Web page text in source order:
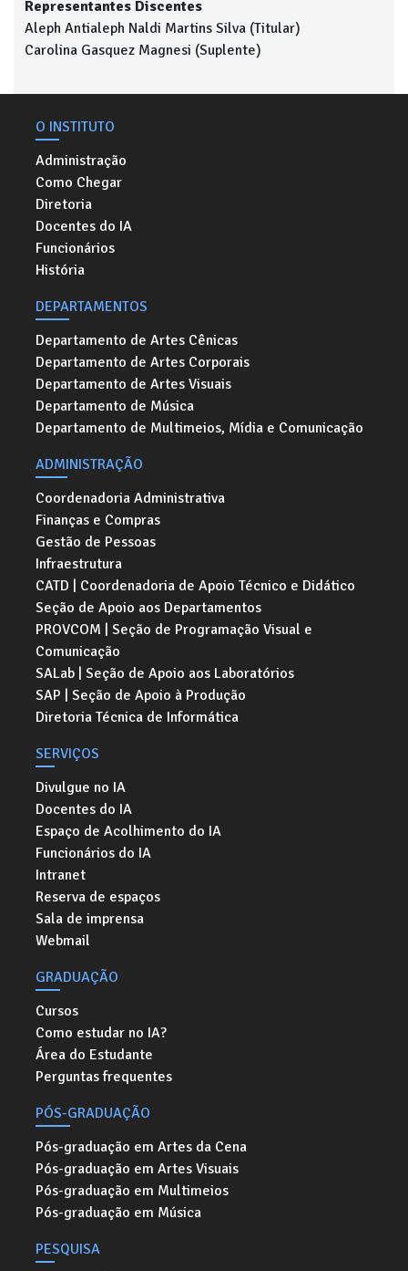
Representantes Discentes
Aleph Antialeph Naldi Martins Silva (Titular)
Carolina Gasquez Magnesi (Suplente)
O INSTITUTO
Administração
Como Chegar
Diretoria
Docentes do IA
Funcionários
História
DEPARTAMENTOS
Departamento de Artes Cênicas
Departamento de Artes Corporais
Departamento de Artes Visuais
Departamento de Música
Departamento de Multimeios, Mídia e Comunicação
ADMINISTRAÇÃO
Coordenadoria Administrativa
Finanças e Compras
Gestão de Pessoas
Infraestrutura
CATD | Coordenadoria de Apoio Técnico e Didático
Seção de Apoio aos Departamentos
PROVCOM | Seção de Programação Visual e
Comunicação
SALab | Seção de Apoio aos Laboratórios
SAP | Seção de Apoio à Produção
Diretoria Técnica de Informática
SERVIÇOS
Divulgue no IA
Docentes do IA
Espaço de Acolhimento do IA
Funcionários do IA
Intranet
Reserva de espaços
Sala de imprensa
Webmail
GRADUAÇÃO
Cursos
Como estudar no IA?
Área do Estudante
Perguntas frequentes
PÓS-GRADUAÇÃO
Pós-graduação em Artes da Cena
Pós-graduação em Artes Visuais
Pós-graduação em Multimeios
Pós-graduação em Música
PESQUISA